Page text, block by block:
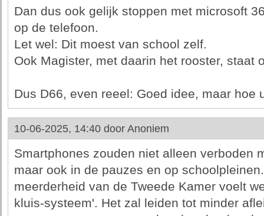
Dan dus ook gelijk stoppen met microsoft
op de telefoon.
Let wel: Dit moest van school zelf.
Ook Magister, met daarin het rooster, staat
Dus D66, even reeel: Goed idee, maar hoe
10-06-2025, 14:40 door Anoniem
Smartphones zouden niet alleen verboden
maar ook in de pauzes en op
meerderheid van de Tweede Kamer voelt
kluis-systeem'. Het zal leiden tot minder